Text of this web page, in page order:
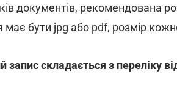
документів, рекомендована
має бути jpg або pdf, розмір
запис складається з переліку